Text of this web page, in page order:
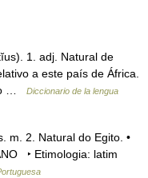
1. adj. Natural de
a este país de África.
…
Diccionario de la lengua
m. 2. Natural do Egito. •
‣ Etimologia: latim